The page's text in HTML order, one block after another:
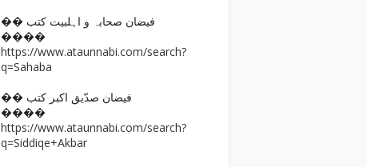
�� فیضان صحابہ و اہلبیت کتب
����
https://www.ataunnabi.com/search?
q=Sahaba
�� فیضان صدّیق اکبر کتب
����
https://www.ataunnabi.com/search?
q=Siddiqe+Akbar